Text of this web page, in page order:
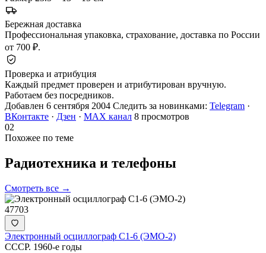
Бережная доставка
Профессиональная упаковка, страхование, доставка по России
от 700 ₽.
Проверка и атрибуция
Каждый предмет проверен и атрибутирован вручную.
Работаем без посредников.
Добавлен 6 сентября 2004 Следить за новинками: Telegram ·
ВКонтакте · Дзен · MAX канал 8 просмотров
02
Похожее по теме
Радиотехника и телефоны
Смотреть все →
47703
Электронный осциллограф С1-6 (ЭМО-2)
СССР. 1960-е годы